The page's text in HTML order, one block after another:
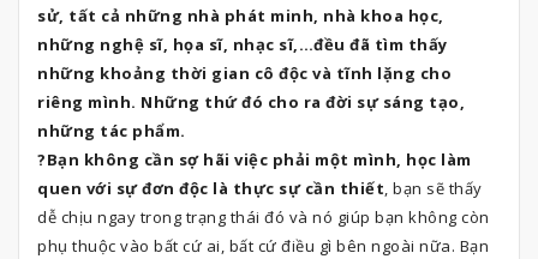
sử, tất cả những nhà phát minh, nhà khoa học,
những nghệ sĩ, họa sĩ, nhạc sĩ,…đều đã tìm thấy
những khoảng thời gian cô độc và tĩnh lặng cho
riêng mình. Những thứ đó cho ra đời sự sáng tạo,
những tác phẩm.
?Bạn không cần sợ hãi việc phải một mình, học làm
quen với sự đơn độc là thực sự cần thiết, bạn sẽ thấy
dễ chịu ngay trong trạng thái đó và nó giúp bạn không còn
phụ thuộc vào bất cứ ai, bất cứ điều gì bên ngoài nữa. Bạn